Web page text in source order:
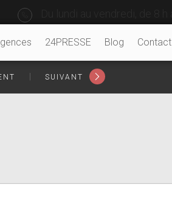
24PRESSE Blog Contact
SUIVANT